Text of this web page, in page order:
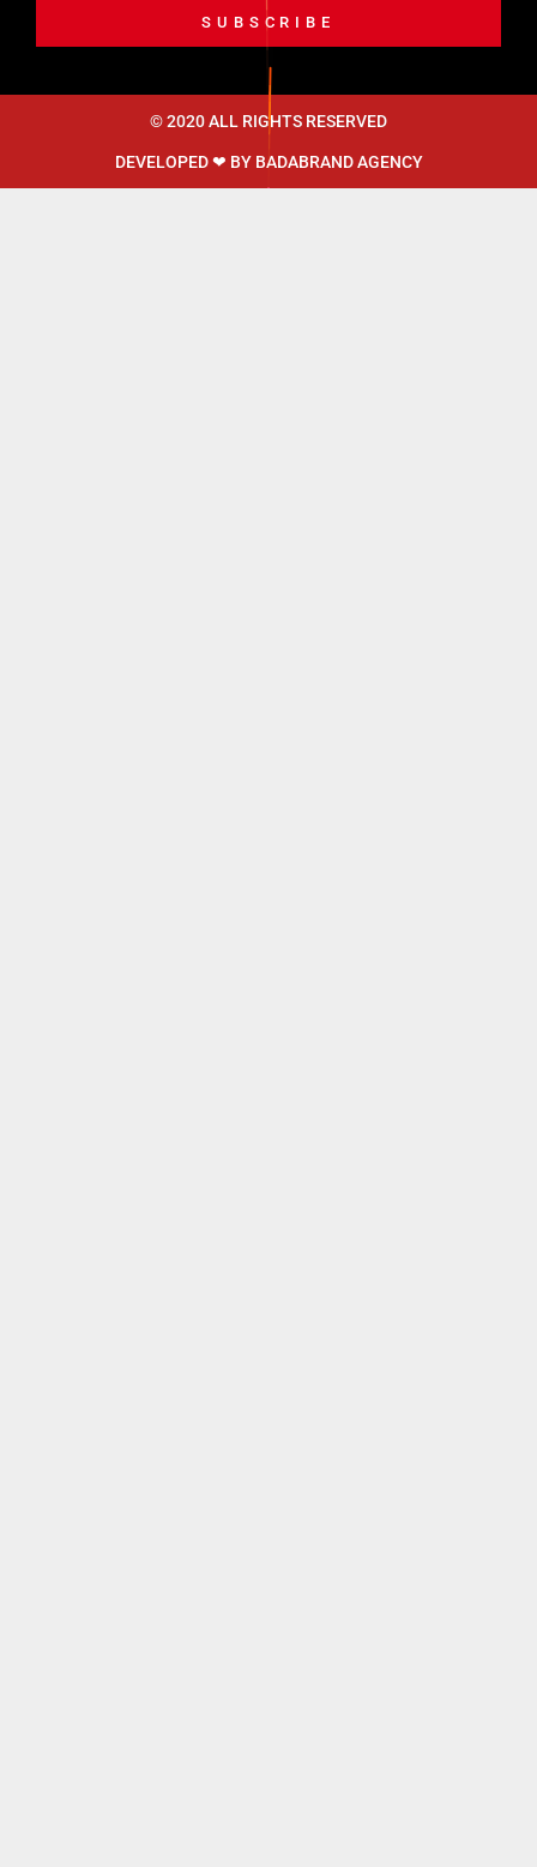
SUBSCRIBE
© 2020 ALL RIGHTS RESERVED​
DEVELOPED ❤ BY BADABRAND AGENCY